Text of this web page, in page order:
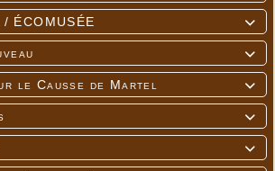

ÉCOMUSÉE


le Causse de Martel

